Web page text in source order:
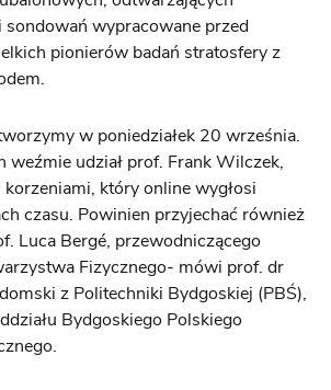
wypracowane przed
pionierów badań stratosfery z
w poniedziałek 20 września.
udział prof. Frank Wilczek,
który online wygłosi
czasu. Powinien przyjechać również
Luca Bergé, przewodniczącego
Fizycznego- mówi prof. dr
z Politechniki Bydgoskiej (PBŚ),
Bydgoskiego Polskiego